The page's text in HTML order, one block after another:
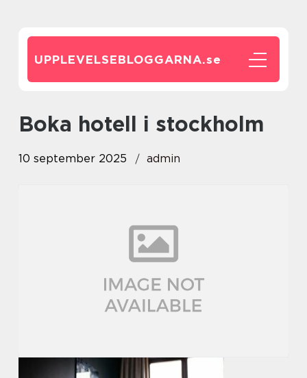
UPPLEVELSEBLOGGARNA.se
boka hotell i stockholm
10 september 2025 admin